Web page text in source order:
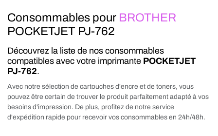
Consommables pour BROTHER
POCKETJET PJ-762
Découvrez la liste de nos consommables
compatibles avec votre imprimante POCKETJET
PJ-762.
Avec notre sélection de cartouches d'encre et de toners, vous
pouvez être certain de trouver le produit parfaitement adapté à vos
besoins d'impression. De plus, profitez de notre service
d'expédition rapide pour recevoir vos consommables en 24h/48h.